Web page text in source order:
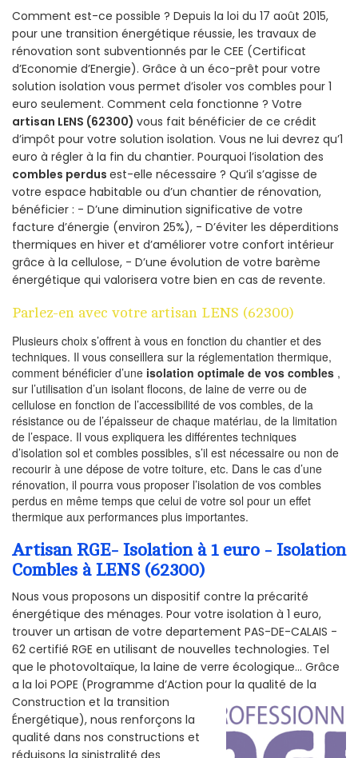
Comment est-ce possible ? Depuis la loi du 17 août 2015,
pour une transition énergétique réussie, les travaux de
rénovation sont subventionnés par le CEE (Certificat
d’Economie d’Energie). Grâce à un éco-prêt pour votre
solution isolation vous permet d’isoler vos combles pour 1
euro seulement. Comment cela fonctionne ? Votre
artisan LENS (62300) vous fait bénéficier de ce crédit
d’impôt pour votre solution isolation. Vous ne lui devrez qu’1
euro à régler à la fin du chantier. Pourquoi l’isolation des
combles perdus est-elle nécessaire ? Qu’il s’agisse de
votre espace habitable ou d’un chantier de rénovation,
bénéficier : - D’une diminution significative de votre
facture d’énergie (environ 25%), - D’éviter les déperditions
thermiques en hiver et d’améliorer votre confort intérieur
grâce à la cellulose, - D’une évolution de votre barème
énergétique qui valorisera votre bien en cas de revente.
Parlez-en avec votre artisan LENS (62300)
Plusieurs choix s’offrent à vous en fonction du chantier et des
techniques. Il vous conseillera sur la réglementation thermique,
comment bénéficier d’une isolation optimale de vos combles ,
sur l’utilisation d’un isolant flocons, de laine de verre ou de
cellulose en fonction de l’accessibilité de vos combles, de la
résistance ou de l’épaisseur de chaque matériau, de la limitation
de l’espace. Il vous expliquera les différentes techniques
d’isolation sol et combles possibles, s’il est nécessaire ou non de
recourir à une dépose de votre toiture, etc. Dans le cas d’une
rénovation, il pourra vous proposer l’isolation de vos combles
perdus en même temps que celui de votre sol pour un effet
thermique aux performances plus importantes.
Artisan RGE- Isolation à 1 euro - Isolation
Combles à LENS (62300)
Nous vous proposons un dispositif contre la précarité
énergétique des ménages. Pour votre isolation à 1 euro,
trouver un artisan de votre departement PAS-DE-CALAIS -
62 certifié RGE en utilisant de nouvelles technologies. Tel
que le photovoltaïque, la laine de verre écologique... Grâce
a la loi POPE (Programme d’Action pour la qualité de la
Construction et la transition
Énergétique), nous renforçons la
qualité dans nos constructions et
réduisons la sinistralité des